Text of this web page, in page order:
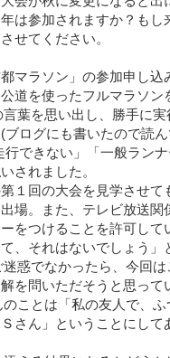
は参加されますか？もし
せてください。
マラソン」の参加申し込
道を使ったフルマラソ
葉を思い出し、勝手に
ブログにも書いたので読
行できない」「一般ラン
されました。
１回の大会を見学させて
場。また、テレビ放送関
をつけることを許可し
、それはないでしょう」
惑でなかったら、今回は
を問いただそうと思って
ことは「私の友人で、ふ
さん」ということにし